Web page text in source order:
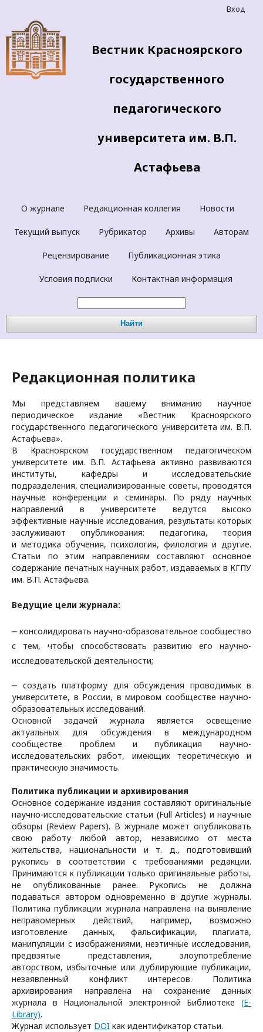
Вестник Красноярского
государственного
педагогического
университета им. В.П.
Астафьева
О журнале Редакционная коллегия Новости
Текущий выпуск Рубрикатор Архивы Авторам
Рецензирование Публикационная этика
Условия подписки Контактная информация
Найти
Вход
Редакционная политика
Мы представляем вашему вниманию научное
периодическое издание «Вестник Красноярского
государственного педагогического университета им. В.П.
Астафьева».
В Красноярском государственном педагогическом
университете им. В.П. Астафьева активно развиваются
институты, кафедры и исследовательские
подразделения, специализированные советы, проводятся
научные конференции и семинары. По ряду научных
направлений в университете ведутся высоко
эффективные научные исследования, результаты которых
заслуживают опубликования: педагогика, теория
и методика обучения, психология, филология и другие.
Статьи по этим направлениям составляют основное
содержание печатных научных работ, издаваемых в КГПУ
им. В.П. Астафьева.
Ведущие цели журнала:
‒ консолидировать научно-образовательное сообщество
с тем, чтобы способствовать развитию его научно-
исследовательской деятельности;
‒ создать платформу для обсуждения проводимых в
университете, в России, в мировом сообществе научно-
образовательных исследований.
Основной задачей журнала является освещение
актуальных для обсуждения в международном
сообществе проблем и публикация научно-
исследовательских работ, имеющих теоретическую и
практическую значимость.
Политика публикации и архивирования
Основное содержание издания составляют оригинальные
научно-исследовательские статьи (Full Articles) и научные
обзоры (Review Papers). В журнале может опубликовать
свою работу любой автор, независимо от места
жительства, национальности и т. д., подготовивший
рукопись в соответствии с требованиями редакции.
Принимаются к публикации только оригинальные работы,
не опубликованные ранее. Рукопись не должна
подаваться автором одновременно в другие журналы.
Политика публикации журнала направлена на выявление
неправомерных действий, например, возможно
изготовление данных, фальсификации, плагиата,
манипуляции с изображениями, неэтичные исследования,
предвзятые представления, злоупотребление
авторством, избыточные или дублирующие публикации,
незаявленный конфликт интересов. Политика
архивирования направлена на сохранение данных
журнала в Национальной электронной Библиотеке (E-
Library).
Журнал использует DOI как идентификатор статьи.